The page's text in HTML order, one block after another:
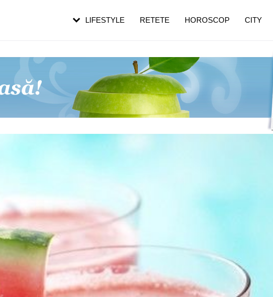
LIFESTYLE RETETE HOROSCOP CITY
pe măsură ce înaintezi în vârstă
de dureroasă este investigația